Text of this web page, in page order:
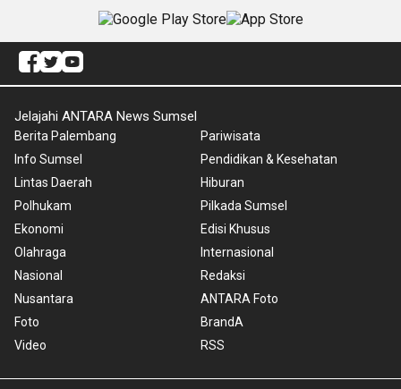
Jelajahi ANTARA News Sumsel
Berita Palembang
Info Sumsel
Lintas Daerah
Polhukam
Ekonomi
Olahraga
Nasional
Nusantara
Foto
Video
Pariwisata
Pendidikan & Kesehatan
Hiburan
Pilkada Sumsel
Edisi Khusus
Internasional
Redaksi
ANTARA Foto
BrandA
RSS